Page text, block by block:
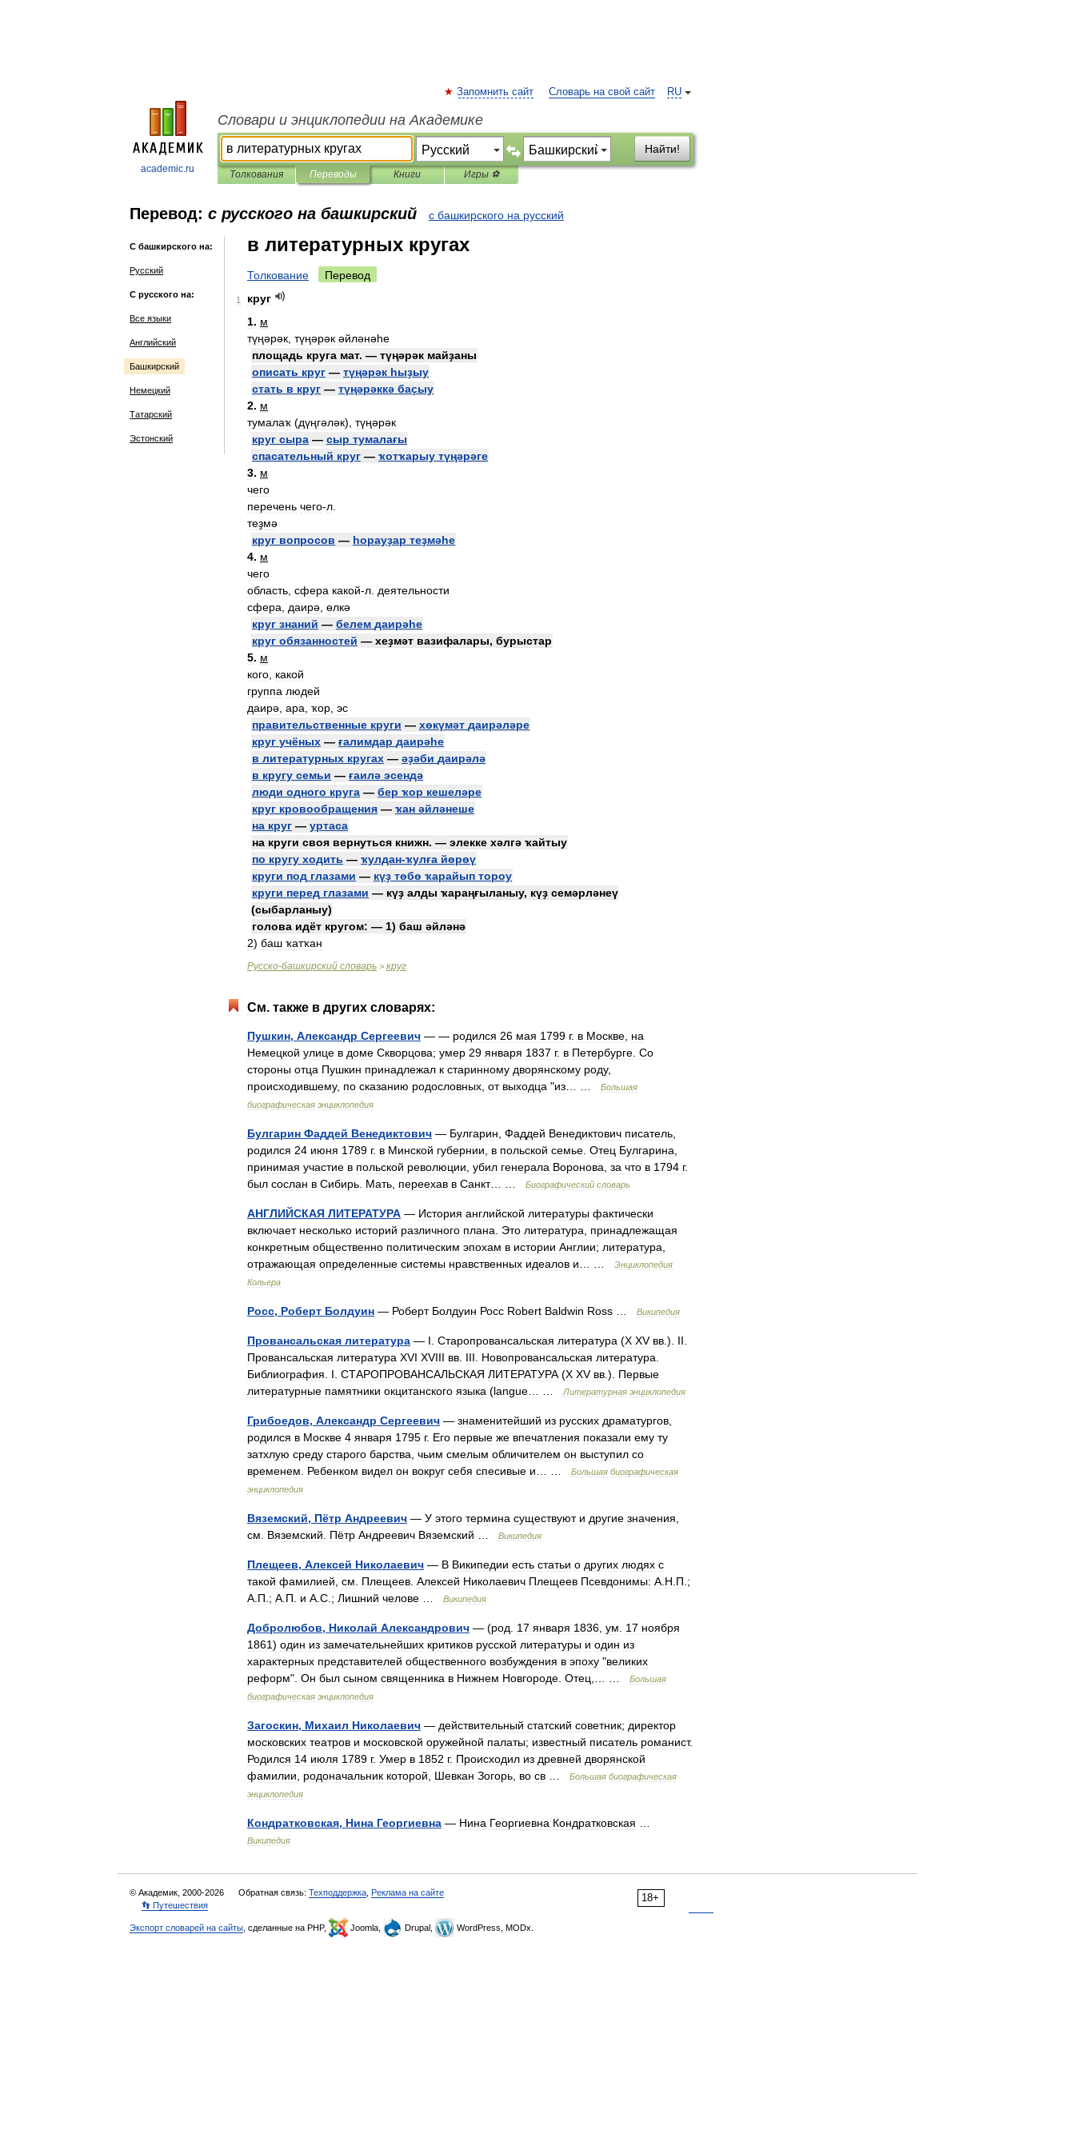
academic.ru
RU
Запомнить сайт Словарь на свой сайт
Словари и энциклопедии на Академике
Найти!
Толкования Переводы Книги Игры ⚽
Перевод: с русского на башкирский с башкирского на русский
С башкирского на:
Русский
С русского на:
Все языки
Английский
Башкирский
Немецкий
Татарский
Эстонский
в литературных кругах
Толкование Перевод
1
круг
1. м
түңәрәк түңәрәк әйләнәһе
площадь круга мат. — түңәрәк майҙаны
описать круг — түңәрәк һыҙыу
стать в круг — түңәрәккә баҫыу
2. м
тумалаҡ (дүңгәләк), түңәрәк
круг сыра — сыр тумалағы
спасательный круг — ҡотҡарыу түңәрәге
3. м
чего
перечень чего-л
теҙмә
круг вопросов — һорауҙар теҙмәһе
4. м
чего
область сфера какой-л деятельности
сфера
даирә өлкә
круг знаний — белем даирәһе
круг обязанностей — хеҙмәт вазифалары, бурыстар
5. м
кого какой
группа людей
даирә ара ҡор эс
правительственные круги — хөкүмәт даирәләре
круг учёных — ғалимдар даирәһе
в литературных кругах — әҙәби даирәлә
в кругу семьи — ғаилә эсендә
люди одного круга — бер ҡор кешеләре
круг кровообращения — ҡан әйләнеше
на круг — уртаса
на круги своя вернуться книжн. — элекке хәлгә ҡайтыу
по кругу ходить — ҡулдан-ҡулға йөрөү
круги под глазами — күҙ төбө ҡарайып тороу
круги перед глазами — күҙ алды ҡараңғыланыу, күҙ семәрләнеү
(сыбарланыу)
голова идёт кругом: — 1) баш әйләнә
2) баш ҡатҡан
Русско-башкирский словарь > круг
См. также в других словарях:
Пушкин, Александр Сергеевич — — родился 26 мая 1799 г. в Москве на
Немецкой улице в доме Скворцова; умер 29 января 1837 г. в Петербурге Со
стороны отца Пушкин принадлежал к старинному дворянскому роду,
происходившему, по сказанию родословных от выходца "из
Большая
биографическая энциклопедия
Булгарин Фаддей Венедиктович — Булгарин Фаддей Венедиктович писатель
родился 24 июня 1789 г. в Минской губернии в польской семье Отец Булгарина
принимая участие в польской революции убил генерала Воронова за что в 1794 г.
был сослан в Сибирь Мать переехав в Санкт… … Биографический словарь
АНГЛИЙСКАЯ ЛИТЕРАТУРА — История английской литературы фактически
включает несколько историй различного плана Это литература
принадлежащая
конкретным общественно политическим эпохам в истории Англии; литература
отражающая определенные системы нравственных идеалов и
Энциклопедия
Кольера
Росс, Роберт Болдуин — Роберт Болдуин Росс Robert Baldwin Ross Википедия
Провансальская литература — I Старопровансальская литература (X XV вв .). II
Провансальская литература XVI XVIII вв III Новопровансальская литература
Библиография
I СТАРОПРОВАНСАЛЬСКАЯ ЛИТЕРАТУРА (X XV вв .). Первые
литературные памятники окцитанского языка (langue Литературная энциклопедия
Грибоедов, Александр Сергеевич — знаменитейший из русских драматургов
родился в Москве 4 января 1795 г. Его первые же впечатления показали ему ту
затхлую среду старого барства чьим смелым обличителем он выступил со
временем
Ребенком видел он вокруг себя спесивые и Большая биографическая
энциклопедия
Вяземский, Пётр Андреевич — У этого термина существуют и другие значения
см
Вяземский Пётр Андреевич Вяземский Википедия
Плещеев, Алексей Николаевич — В Википедии есть статьи о других людях с
такой фамилией см Плещеев Алексей Николаевич Плещеев Псевдонимы: А Н П .;
А П .; А П и А С .; Лишний челове Википедия
Добролюбов, Николай Александрович — (род 17 января 1836 ум 17 ноября
1861) один из замечательнейших критиков русской литературы и один из
характерных представителей общественного возбуждения в эпоху "великих
реформ". Он был сыном священника в Нижнем Новгороде Отец
Большая
биографическая энциклопедия
Загоскин, Михаил Николаевич — действительный статский советник; директор
московских театров и московской оружейной палаты; известный писатель романист.
Родился 14 июля 1789 г. Умер в 1852 г. Происходил из древней дворянской
фамилии
родоначальник которой Шевкан Зогорь во св Большая биографическая
энциклопедия
Кондратковская, Нина Георгиевна — Нина Георгиевна Кондратковская
Википедия
18+
© Академик, 2000-2026 Обратная связь: Техподдержка Реклама на сайте
👣 Путешествия
Экспорт словарей на сайты , сделанные на PHP, Joomla, Drupal, WordPress, MODx.